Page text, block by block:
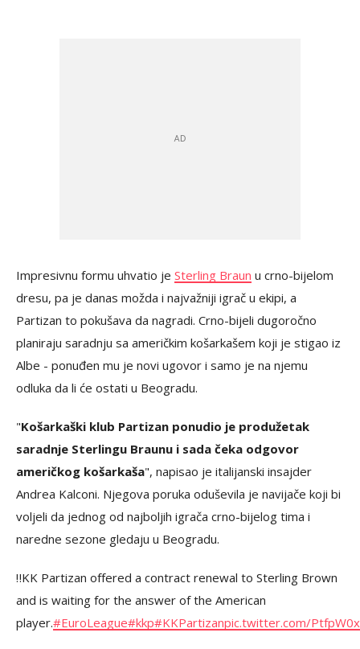
Impresivnu formu uhvatio je Sterling Braun u crno-bijelom
dresu, pa je danas možda i najvažniji igrač u ekipi, a
Partizan to pokušava da nagradi. Crno-bijeli dugoročno
planiraju saradnju sa američkim košarkašem koji je stigao iz
Albe - ponuđen mu je novi ugovor i samo je na njemu
odluka da li će ostati u Beogradu.
"Košarkaški klub Partizan ponudio je produžetak
saradnje Sterlingu Braunu i sada čeka odgovor
američkog košarkaša", napisao je italijanski insajder
Andrea Kalconi. Njegova poruka oduševila je navijače koji bi
voljeli da jednog od najboljih igrača crno-bijelog tima i
naredne sezone gledaju u Beogradu.
‼️KK Partizan offered a contract renewal to Sterling Brown
and is waiting for the answer of the American
player.#EuroLeague#kkp#KKPartizanpic.twitter.com/